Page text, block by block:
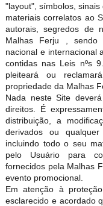
"layout", símbolos,
materiais correlatos ao
autorais, segredos de
Malhas Ferju , sendo
nacional e internacional
contidas nas Leis nºs
pleiteará ou
propriedade da Malhas
Nada neste Site
direitos. É
distribuição, a
derivados ou
incluindo todo o seu
pelo Usuário para
fornecidos pela Malhas
evento promocional.
Em atenção à
esclarecido e acordado